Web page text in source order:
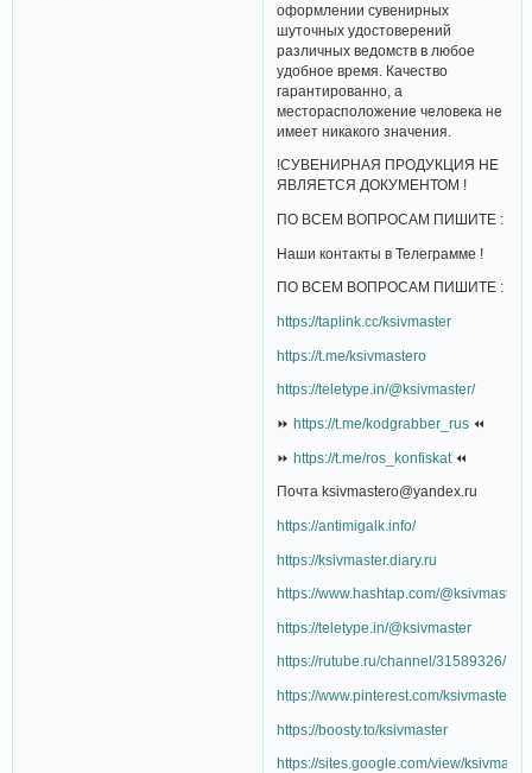
оформлении сувенирных
шуточных удостоверений
различных ведомств в любое
удобное время. Качество
гарантированно, а
месторасположение человека не
имеет никакого значения.
!СУВЕНИРНАЯ ПРОДУКЦИЯ НЕ
ЯВЛЯЕТСЯ ДОКУМЕНТОМ !
ПО ВСЕМ ВОПРОСАМ ПИШИТЕ :
Наши контакты в Телеграмме !
ПО ВСЕМ ВОПРОСАМ ПИШИТЕ :
https://taplink.cc/ksivmaster
https://t.me/ksivmastero
https://teletype.in/@ksivmaster/
⏩https://t.me/kodgrabber_rus ⏪
⏩https://t.me/ros_konfiskat ⏪
Почта ksivmastero@yandex.ru
https://antimigalk.info/
https://ksivmaster.diary.ru
https://www.hashtap.com/@ksivmaster
https://teletype.in/@ksivmaster
https://rutube.ru/channel/31589326/
https://www.pinterest.com/ksivmaster/
https://boosty.to/ksivmaster
https://sites.google.com/view/